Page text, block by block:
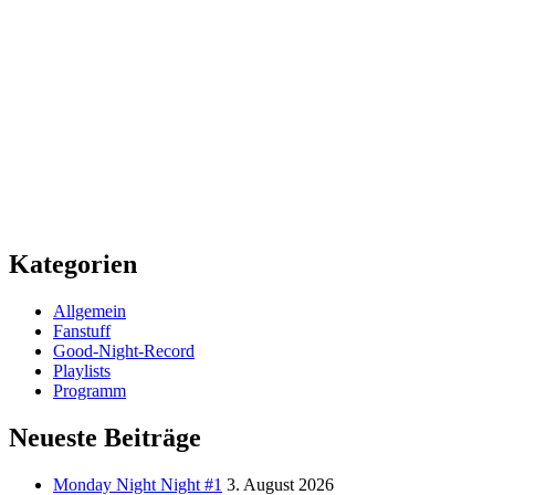
Kategorien
Allgemein
Fanstuff
Good-Night-Record
Playlists
Programm
Neueste Beiträge
Monday Night Night #1 3. August 2026